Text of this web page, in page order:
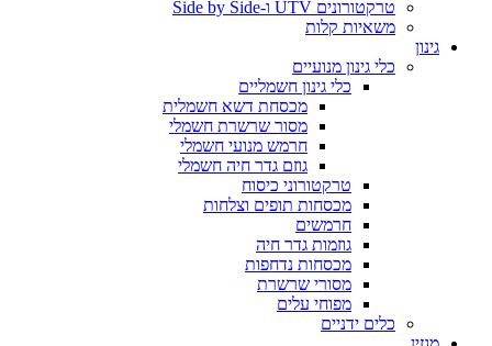
טרקטורונים UTV ו-Side by Side
משאיות קלות
גינון
כלי גינון מנועיים
כלי גינון חשמליים
מכסחת דשא חשמלית
מסור שרשרת חשמלי
חרמש מנועי חשמלי
גוזם גדר חיה חשמלי
טרקטורוני כיסוח
מכסחות תופים וצלחות
חרמשים
גוזמות גדר חיה
מכסחות נדחפות
מסורי שרשרת
מפוחי עלים
כלים ידניים